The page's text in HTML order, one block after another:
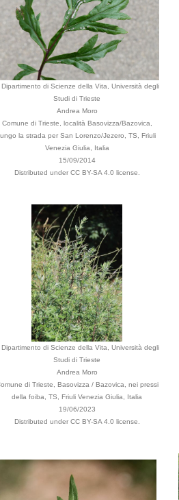
di Scienze della Vita, Università degli
Studi di Trieste
Andrea Moro
Comune di Trieste, località Basovizza/Bazovica,
la strada per San Lorenzo/Jezero, TS, Friuli
Venezia Giulia, Italia
15/09/2014
Distributed under CC BY-SA 4.0 license.
di Scienze della Vita, Università degli
Studi di Trieste
Andrea Moro
di Trieste, Basovizza / Bazovica, nei pressi
della foiba, TS, Friuli Venezia Giulia, Italia
19/06/2023
Distributed under CC BY-SA 4.0 license.